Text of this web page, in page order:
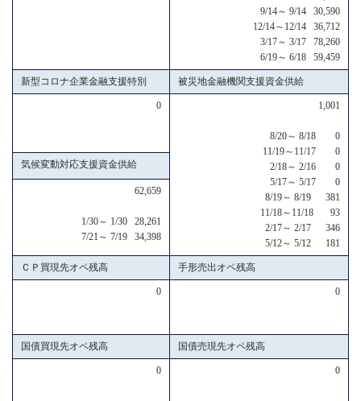
9/14～ 9/14 30,590
12/14～12/14 36,712
3/17～ 3/17 78,260
6/19～ 6/18 59,459
新型コロナ企業金融支援特別 被災地金融機関支援資金供給
0 1,001
8/20～ 8/18 0
11/19～11/17 0
2/18～ 2/16 0
5/17～ 5/17 0
8/19～ 8/19 381
11/18～11/18 93
2/17～ 2/17 346
5/12～ 5/12 181
気候変動対応支援資金供給
62,659
1/30～ 1/30 28,261
7/21～ 7/19 34,398
ＣＰ買現先オペ残高 手形売出オペ残高
0 0
国債買現先オペ残高 国債売現先オペ残高
0 0